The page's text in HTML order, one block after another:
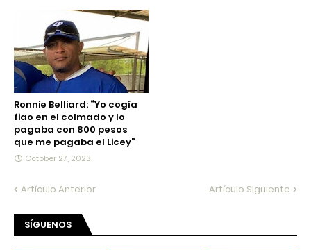
Ronnie Belliard: “Yo cogía
fiao en el colmado y lo
pagaba con 800 pesos
que me pagaba el Licey”
October 27, 2023
Artículo Anterior Artículo Siguiente
SÍGUENOS